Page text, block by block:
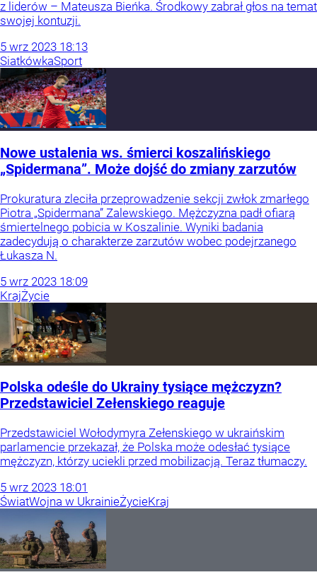
z liderów – Mateusza Bieńka. Środkowy zabrał głos na temat
swojej kontuzji.
5 wrz 2023 18:13
SiatkówkaSport
Nowe ustalenia ws. śmierci koszalińskiego
„Spidermana”. Może dojść do zmiany zarzutów
Prokuratura zleciła przeprowadzenie sekcji zwłok zmarłego
Piotra „Spidermana” Zalewskiego. Mężczyzna padł ofiarą
śmiertelnego pobicia w Koszalinie. Wyniki badania
zadecydują o charakterze zarzutów wobec podejrzanego
Łukasza N.
5 wrz 2023 18:09
KrajŻycie
Polska odeśle do Ukrainy tysiące mężczyzn?
Przedstawiciel Zełenskiego reaguje
Przedstawiciel Wołodymyra Zełenskiego w ukraińskim
parlamencie przekazał, że Polska może odesłać tysiące
mężczyzn, którzy uciekli przed mobilizacją. Teraz tłumaczy.
5 wrz 2023 18:01
ŚwiatWojna w UkrainieŻycieKraj